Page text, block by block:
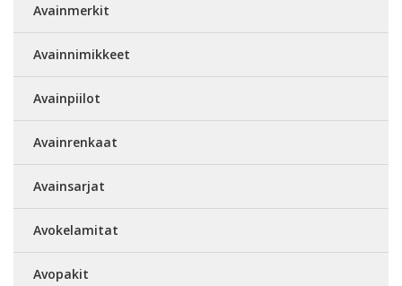
Avainmerkit
Avainnimikkeet
Avainpiilot
Avainrenkaat
Avainsarjat
Avokelamitat
Avopakit